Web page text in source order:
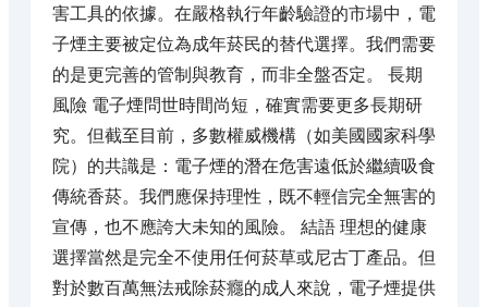
害工具的依據。在嚴格執行年齡驗證的市場中，電
子煙主要被定位為成年菸民的替代選擇。我們需要
的是更完善的管制與教育，而非全盤否定。 長期
風險 電子煙問世時間尚短，確實需要更多長期研
究。但截至目前，多數權威機構（如美國國家科學
院）的共識是：電子煙的潛在危害遠低於繼續吸食
傳統香菸。我們應保持理性，既不輕信完全無害的
宣傳，也不應誇大未知的風險。 結語 理想的健康
選擇當然是完全不使用任何菸草或尼古丁產品。但
對於數百萬無法戒除菸癮的成人來說，電子煙提供